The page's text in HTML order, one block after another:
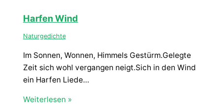
Harfen Wind
Naturgedichte
Im Sonnen, Wonnen, Himmels Gestürm.Gelegte
Zeit sich wohl vergangen neigt.Sich in den Wind
ein Harfen Liede…
Weiterlesen »